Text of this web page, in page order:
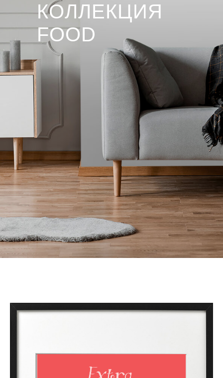
КОЛЛЕКЦИЯ
FOOD